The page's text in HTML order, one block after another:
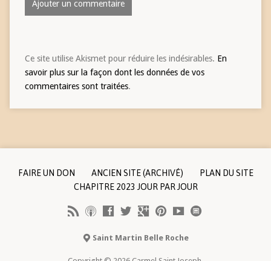
Ce site utilise Akismet pour réduire les indésirables. En
savoir plus sur la façon dont les données de vos
commentaires sont traitées.
FAIRE UN DON ANCIEN SITE (ARCHIVÉ)
PLAN DU SITE
CHAPITRE 2023 JOUR PAR JOUR
Saint Martin Belle Roche